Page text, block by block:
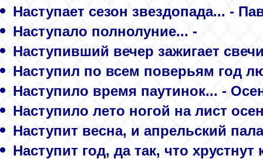
Наступает сезон звездопада... -
Наступало полнолуние... -
Наступивший вечер зажигает
Наступил по всем поверьям год
Наступило время паутинок... -
Наступило лето ногой на лист
Наступит весна, и апрельский
Наступит год, да так, что хрустнут